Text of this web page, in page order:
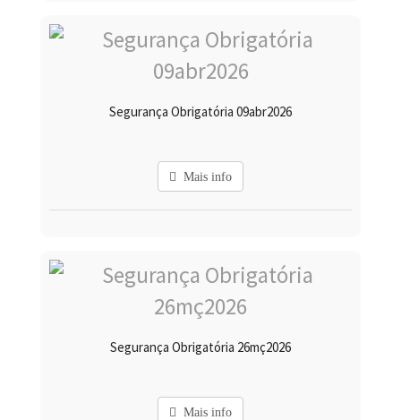
Segurança Obrigatória 09abr2026
Mais info
Segurança Obrigatória 26mç2026
Mais info